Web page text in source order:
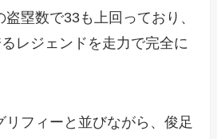
塁数で33も上回っており、
レジェンドを走力で完全に
フィーと並びながら、俊足